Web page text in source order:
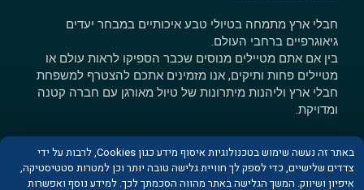
חבלי ארץ מתמחה בטיולי טבע איכותיים במבחר יעדים
גיאוגרפיים ברחבי העולם.
בין אם אתם מטיילים מנוסים שכבר הספיקו לראות עולם או
מטיילים פחות ותיקים, אנו מזמינים אתכם להצטרף למשפחת
חבלי ארץ וליהנות מיתרונות של טיול מאורגן עם חברה קטנה
ומדויקת.
© כל הזכויות שמורות לחברת חבלי ארץ
באתר זה נעשה שימוש בטכנולוגיות איסוף מידע כגון Cookies, לרבות על ידי
צדדים שלישיים, כדי לספק לך חוויית גלישה טובה יותר וכן למטרות סטטיסטיקה,
איפיון ושיווק. המשך הגלישה באתר מהווה הסכמתך לכך. למידע נוסף ואפשרות